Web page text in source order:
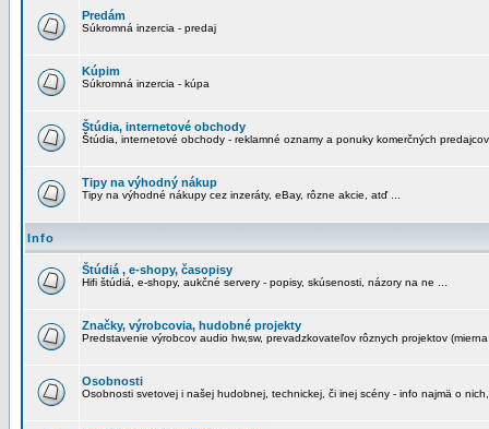
Predám
Súkromná inzercia - predaj
Kúpim
Súkromná inzercia - kúpa
Štúdia, internetové obchody
Štúdia, internetové obchody - reklamné oznamy a ponuky komerčných predajcov
Tipy na výhodný nákup
Tipy na výhodné nákupy cez inzeráty, eBay, rôzne akcie, atď ...
Info
Štúdiá , e-shopy, časopisy
Hifi štúdiá, e-shopy, aukčné servery - popisy, skúsenosti, názory na ne ...
Značky, výrobcovia, hudobné projekty
Predstavenie výrobcov audio hw,sw, prevadzkovateľov rôznych projektov
Osobnosti
Osobnosti svetovej i našej hudobnej, technickej, či inej scény - info najmä o